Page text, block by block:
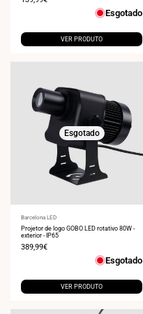
Esgotado
VER PRODUTO
Esgotado
Fornecedor:
Barcelona LED
Projetor de logo GOBO LED rotativo 80W -
exterior - IP65
Preço
389,99€
Esgotado
VER PRODUTO